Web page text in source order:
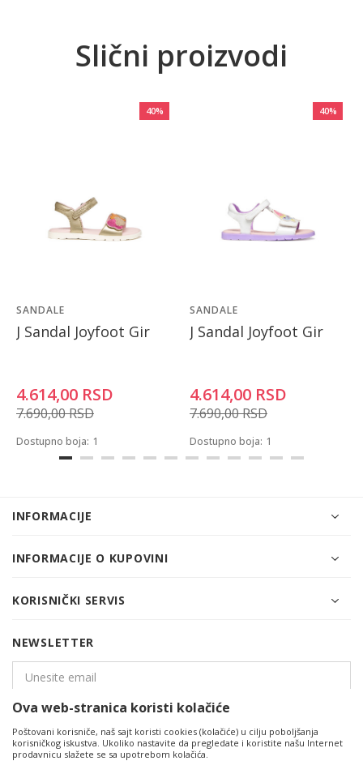
Slični proizvodi
40%
SANDALE
J Sandal Joyfoot Gir
4.614,00 RSD
7.690,00RSD
Dostupno boja: 1
40%
SANDALE
J Sandal Joyfoot Gir
4.614,00 RSD
7.690,00RSD
Dostupno boja: 1
INFORMACIJE
INFORMACIJE O KUPOVINI
KORISNIČKI SERVIS
NEWSLETTER
PRIJAVITE SE
Ova web-stranica koristi kolačiće
Poštovani korisniče, naš sajt koristi cookies (kolačiće) u cilju poboljšanja
korisničkog iskustva. Ukoliko nastavite da pregledate i koristite našu Internet
prodavnicu slažete se sa upotrebom kolačića.